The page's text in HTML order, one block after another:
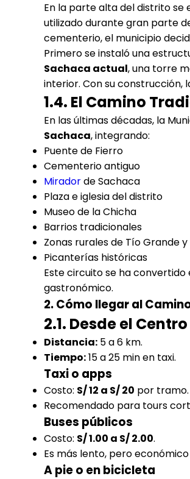
En la parte alta del distrito se
utilizado durante gran parte
cementerio, el municipio
Primero se instaló una
Sachaca actual, una torre
interior. Con su construcción,
1.4. El Camino
En las últimas décadas, la
Sachaca, integrando:
Puente de Fierro
Cementerio antiguo
Miradorde Sachaca
Plaza e iglesia del distrito
Museo de la Chicha
Barrios tradicionales
Zonas rurales de Tío Grande
Picanterías históricas
Este circuito se ha
gastronómico.
2. Cómo llegar al
2.1. Desde el
Distancia: 5 a 6 km.
Tiempo:15 a 25 min en taxi.
Taxi o apps
Costo: S/ 12 a S/ 20 por tramo.
Recomendado para tours
Buses públicos
Costo: S/ 1.00 a S/ 2.00.
Es más lento, pero
A pie o en bicicleta